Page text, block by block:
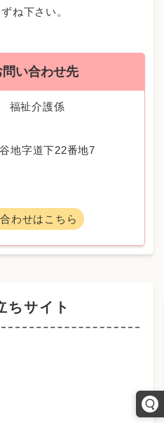
ね下さい。
い合わせ先
福祉介護係
地字道下22番地7
わせはこちら
ちサイト